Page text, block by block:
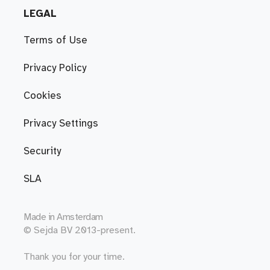
LEGAL
Terms of Use
Privacy Policy
Cookies
Privacy Settings
Security
SLA
Made in Amsterdam
© Sejda BV 2013-present.
Thank you for your time.